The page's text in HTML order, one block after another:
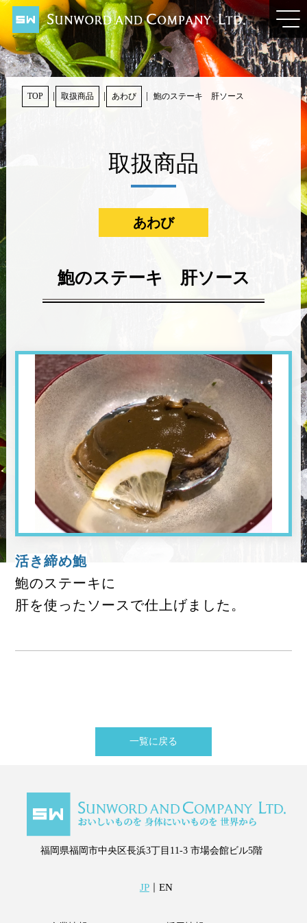
TOP 取扱商品 あわび 鮑のステーキ 肝ソース
取扱商品
あわび
鮑のステーキ 肝ソース
活き締め鮑
鮑のステーキに
肝を使ったソースで仕上げました。
一覧に戻る
福岡県福岡市中央区長浜3丁目11-3 市場会館ビル5階
JP｜ EN